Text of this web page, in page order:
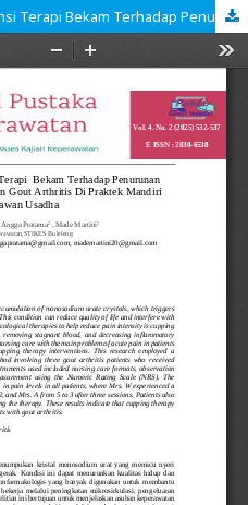
Efektifitas Pemberian Intervensi Terapi Bekam Terhadap Penurunan Tingkat Nyeri Pada Pasien Dengan Gout Arthritis Di Praktek Mandiri Perawat Dawan Usadha